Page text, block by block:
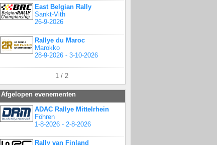
East Belgian Rally
Sankt-Vith
26-9-2026
Rallye du Maroc
Marokko
28-9-2026 - 3-10-2026
1 / 2
Afgelopen evenementen
ADAC Rallye Mittelrhein
Föhren
1-8-2026 - 2-8-2026
Rally van Finland